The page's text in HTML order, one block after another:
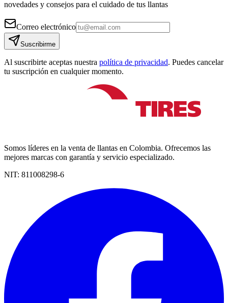
novedades y consejos para el cuidado de tus llantas
Correo electrónico
Suscribirme
Al suscribirte aceptas nuestra política de privacidad. Puedes cancelar
tu suscripción en cualquier momento.
Somos líderes en la venta de llantas en Colombia. Ofrecemos las
mejores marcas con garantía y servicio especializado.
NIT: 811008298-6